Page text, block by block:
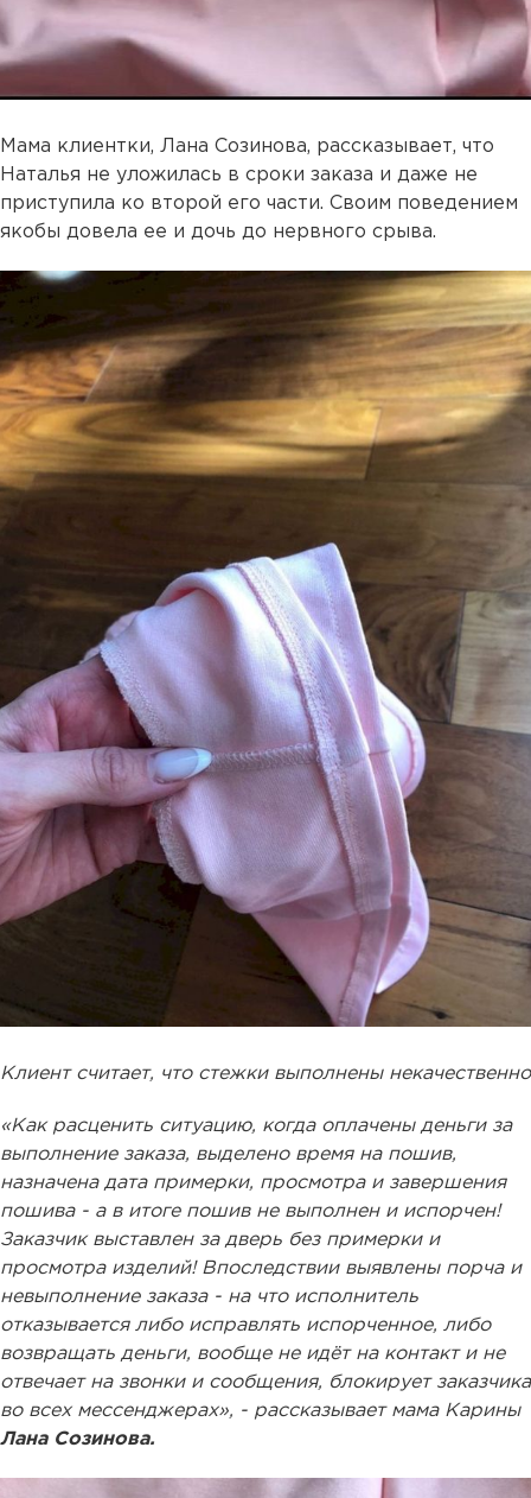
Мама клиентки, Лана Созинова, рассказывает, что
Наталья не уложилась в сроки заказа и даже не
приступила ко второй его части. Своим поведением
якобы довела ее и дочь до нервного срыва.
Клиент считает, что стежки выполнены некачественно
«Как расценить ситуацию, когда оплачены деньги за
выполнение заказа, выделено время на пошив,
назначена дата примерки, просмотра и завершения
пошива - а в итоге пошив не выполнен и испорчен!
Заказчик выставлен за дверь без примерки и
просмотра изделий! Впоследствии выявлены порча и
невыполнение заказа - на что исполнитель
отказывается либо исправлять испорченное, либо
возвращать деньги, вообще не идёт на контакт и не
отвечает на звонки и сообщения, блокирует заказчика
во всех мессенджерах», - рассказывает мама Карины
Лана Созинова.